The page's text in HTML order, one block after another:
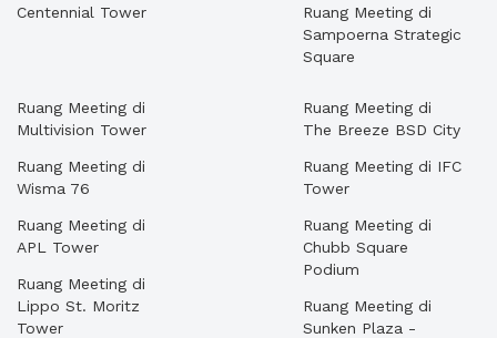
Centennial Tower
Ruang Meeting di
Sampoerna Strategic
Square
Ruang Meeting di
Multivision Tower
Ruang Meeting di
Wisma 76
Ruang Meeting di
APL Tower
Ruang Meeting di
Lippo St. Moritz
Tower
Ruang Meeting di
The Breeze BSD City
Ruang Meeting di IFC
Tower
Ruang Meeting di
Chubb Square
Podium
Ruang Meeting di
Sunken Plaza -